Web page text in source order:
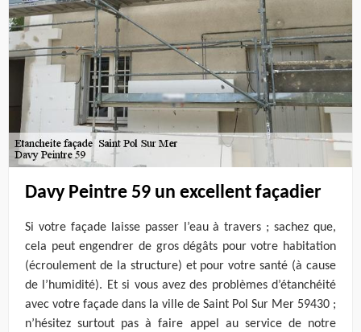
Davy Peintre 59 un excellent façadier
Si votre façade laisse passer l’eau à travers ; sachez que,
cela peut engendrer de gros dégâts pour votre habitation
(écroulement de la structure) et pour votre santé (à cause
de l’humidité). Et si vous avez des problèmes d’étanchéité
avec votre façade dans la ville de Saint Pol Sur Mer 59430 ;
n’hésitez surtout pas à faire appel au service de notre